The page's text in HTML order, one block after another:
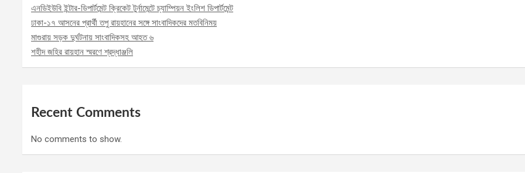
এনডিইউবি ইন্টার-ডিপার্টমেন্ট ক্রিকেট টুর্নামেন্টে চ্যাম্পিয়ন ইংলিশ ডিপার্টমেন্ট
ঢাকা-১৭ আসনের প্রার্থী তপু রায়হানের সঙ্গে সাংবাদিকদের মতবিনিময়
মাগুরায় সড়ক দুর্ঘটনায় সাংবাদিকসহ আহত ৬
শহীদ জহির রায়হান স্মরণে শ্রদ্ধাঞ্জলি
Recent Comments
No comments to show.